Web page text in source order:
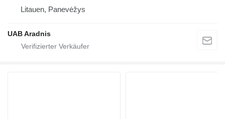
Litauen, Panevėžys
UAB Aradnis